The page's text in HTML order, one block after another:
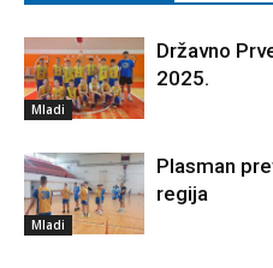
Mladi
Državno
2025.
Mladi
Plasman
regija